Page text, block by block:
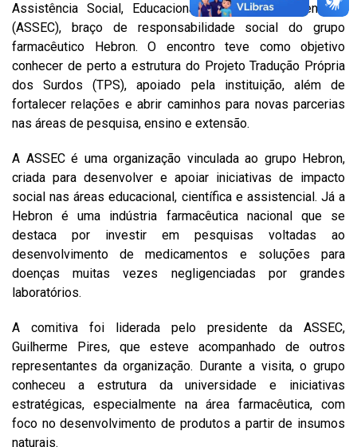
Assistência Social, Educacional, Evangélica e Científica
(ASSEC), braço de responsabilidade social do grupo
farmacêutico Hebron. O encontro teve como objetivo
conhecer de perto a estrutura do Projeto Tradução Própria
dos Surdos (TPS), apoiado pela instituição, além de
fortalecer relações e abrir caminhos para novas parcerias
nas áreas de pesquisa, ensino e extensão.
A ASSEC é uma organização vinculada ao grupo Hebron,
criada para desenvolver e apoiar iniciativas de impacto
social nas áreas educacional, científica e assistencial. Já a
Hebron é uma indústria farmacêutica nacional que se
destaca por investir em pesquisas voltadas ao
desenvolvimento de medicamentos e soluções para
doenças muitas vezes negligenciadas por grandes
laboratórios.
A comitiva foi liderada pelo presidente da ASSEC,
Guilherme Pires, que esteve acompanhado de outros
representantes da organização. Durante a visita, o grupo
conheceu a estrutura da universidade e iniciativas
estratégicas, especialmente na área farmacêutica, com
foco no desenvolvimento de produtos a partir de insumos
naturais.